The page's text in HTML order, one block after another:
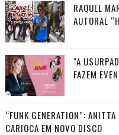
RAQUEL
AUTORAL
"A
FAZEM
“FUNK GENERATION”:
CARIOCA EM NOVO DISCO